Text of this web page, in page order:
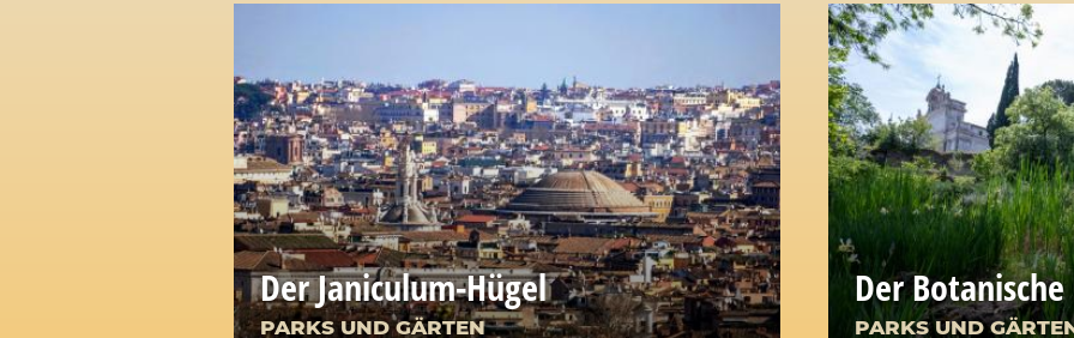
Der Janiculum-Hügel
PARKS UND GÄRTEN
Der
PARKS UND